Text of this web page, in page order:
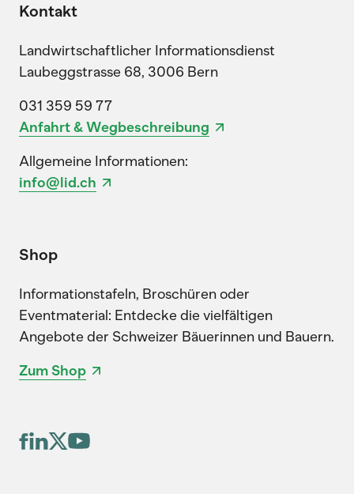
Kontakt
Landwirtschaftlicher Informationsdienst
Laubeggstrasse 68, 3006 Bern
031 359 59 77
Anfahrt & Wegbeschreibung
Allgemeine Informationen:
info@lid.ch
Shop
Informationstafeln, Broschüren oder
Eventmaterial: Entdecke die vielfältigen
Angebote der Schweizer Bäuerinnen und Bauern.
Zum Shop